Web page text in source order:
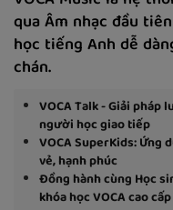
qua Âm nhạc đầu
học tiếng Anh dễ
chán.
VOCA Talk - Giải
người học giao tiếp
VOCA SuperKids:
vẻ, hạnh phúc
Đồng hành cùng Học
khóa học VOCA cao cấp